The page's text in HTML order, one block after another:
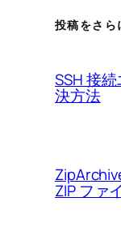
投稿をさら
SSH 接
決方法
ZIP ファ